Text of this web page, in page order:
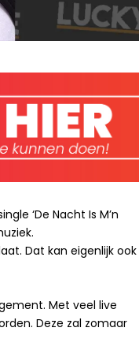
‘De Nacht Is M’n
Dat kan eigenlijk ook
Met veel live
Deze zal zomaar